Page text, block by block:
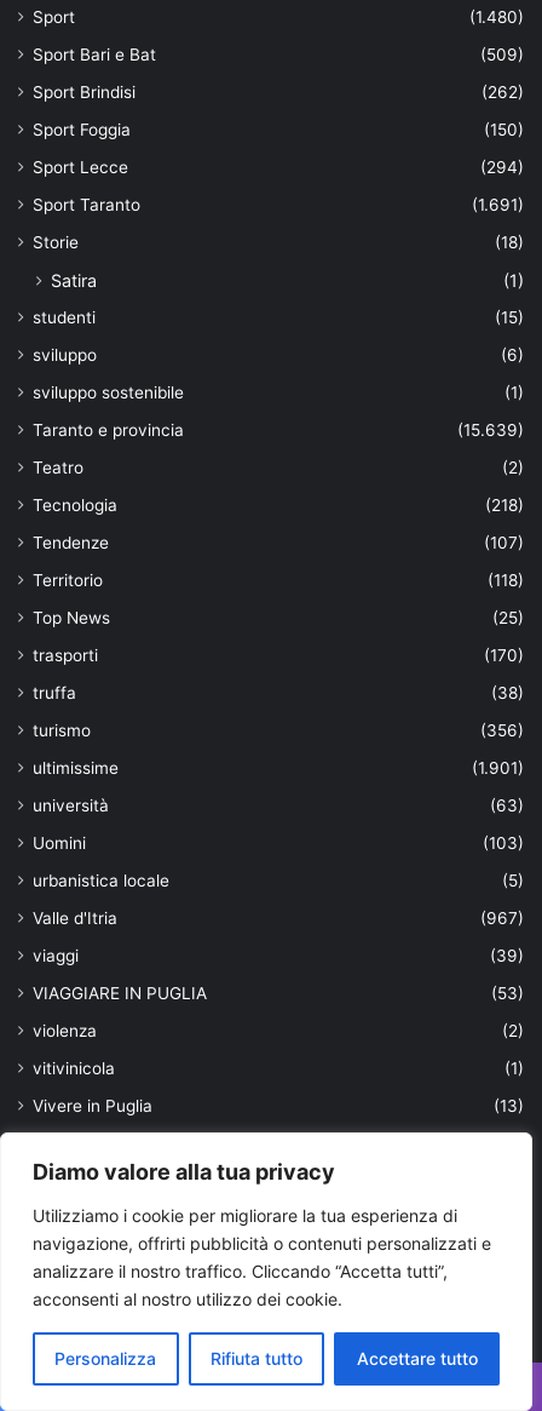
Diamo valore alla tua privacy
Utilizziamo i cookie per migliorare la tua esperienza di
navigazione, offrirti pubblicità o contenuti personalizzati e
analizzare il nostro traffico. Cliccando “Accetta tutti”,
acconsenti al nostro utilizzo dei cookie.
Personalizza Rifiuta tutto Accettare tutto
Sport
(1.480)
Sport Bari e Bat
(509)
Sport Brindisi
(262)
Sport Foggia
(150)
Sport Lecce
(294)
Sport Taranto
(1.691)
Storie
(18)
Satira (1)
studenti
(15)
sviluppo
(6)
sviluppo sostenibile
(1)
Taranto e provincia
(15.639)
Teatro
(2)
Tecnologia
(218)
Tendenze
(107)
Territorio
(118)
Top News
(25)
trasporti
(170)
truffa
(38)
turismo
(356)
ultimissime
(1.901)
università
(63)
Uomini
(103)
urbanistica locale
(5)
Valle d'Itria
(967)
viaggi
(39)
VIAGGIARE IN PUGLIA
(53)
violenza
(2)
vitivinicola
(1)
Vivere in Puglia
(13)
xylella
Ultimi aggiornamenti